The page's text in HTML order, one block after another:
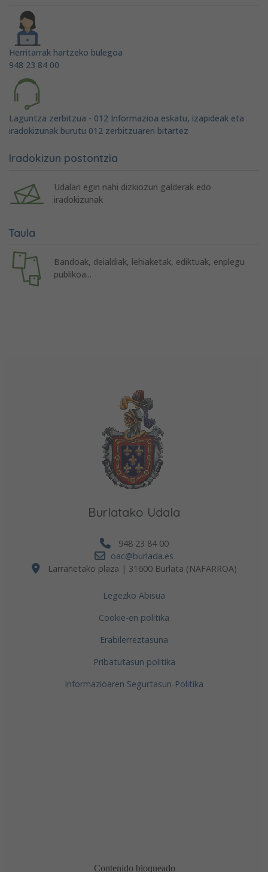
Herritarrak hartzeko bulegoa
948 23 84 00
Laguntza zerbitzua - 012 Informazioa eskatu, izapideak eta
iradokizunak burutu 012 zerbitzuaren bitartez
Iradokizun postontzia
Udalari egin nahi dizkiozun galderak edo
iradokizunak
Taula
Bandoak, deialdiak, lehiaketak, ediktuak, enplegu
publikoa...
Burlatako Udala
948 23 84 00
oac@burlada.es
Larrañetako plaza | 31600 Burlata (NAFARROA)
Legezko Abisua
Cookie-en politika
Erabilerreztasuna
Pribatutasun politika
Informazioaren Segurtasun-Politika